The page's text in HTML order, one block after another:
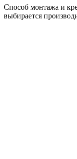
Способ монтажа и
выбирается